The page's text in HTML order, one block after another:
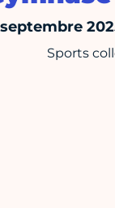
Sports